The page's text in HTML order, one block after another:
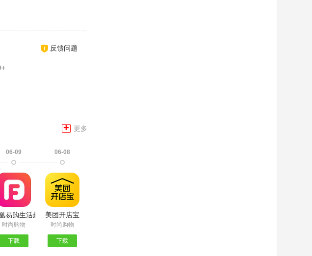
反馈问题
+ 更多
06-09
易购生活超市
时尚购物
下载
06-08
美团开店宝
时尚购物
下载